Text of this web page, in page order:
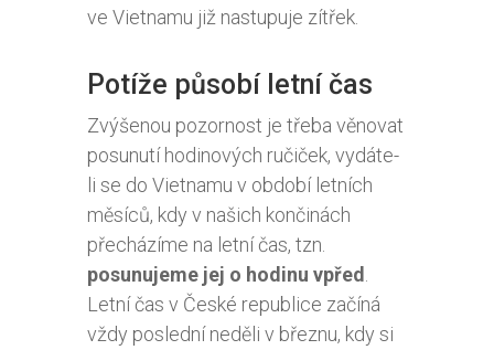
ve Vietnamu již nastupuje zítřek.
Potíže působí letní čas
Zvýšenou pozornost je třeba věnovat
posunutí hodinových ručiček, vydáte-
li se do Vietnamu v období letních
měsíců, kdy v našich končinách
přecházíme na letní čas, tzn.
posunujeme jej o hodinu vpřed
Letní čas v České republice začíná
vždy poslední neděli v březnu, kdy si